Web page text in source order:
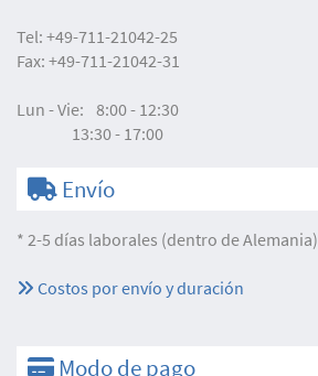
Tel: +49-711-21042-25
Fax: +49-711-21042-31
Lun - Vie: 8:00 - 12:30
13:30 - 17:00
Envío
* 2-5 días laborales (dentro de Alemania)
Costos por envío y duración
Modo de pago